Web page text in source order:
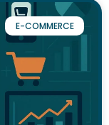
E-COMMERCE